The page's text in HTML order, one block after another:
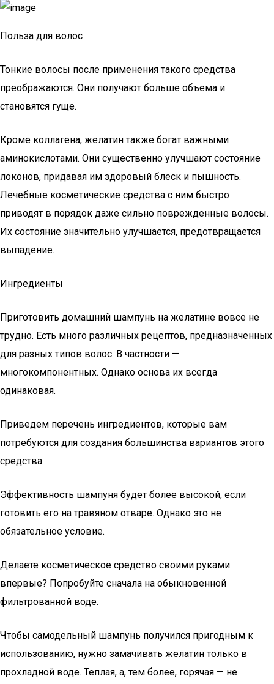
Польза для волос
Тонкие волосы после применения такого средства
преображаются. Они получают больше объема и
становятся гуще.
Кроме коллагена, желатин также богат важными
аминокислотами. Они существенно улучшают состояние
локонов, придавая им здоровый блеск и пышность.
Лечебные косметические средства с ним быстро
приводят в порядок даже сильно поврежденные волосы.
Их состояние значительно улучшается, предотвращается
выпадение.
Ингредиенты
Приготовить домашний шампунь на желатине вовсе не
трудно. Есть много различных рецептов, предназначенных
для разных типов волос. В частности —
многокомпонентных. Однако основа их всегда
одинаковая.
Приведем перечень ингредиентов, которые вам
потребуются для создания большинства вариантов этого
средства.
Эффективность шампуня будет более высокой, если
готовить его на травяном отваре. Однако это не
обязательное условие.
Делаете косметическое средство своими руками
впервые? Попробуйте сначала на обыкновенной
фильтрованной воде.
Чтобы самодельный шампунь получился пригодным к
использованию, нужно замачивать желатин только в
прохладной воде. Теплая, а, тем более, горячая — не